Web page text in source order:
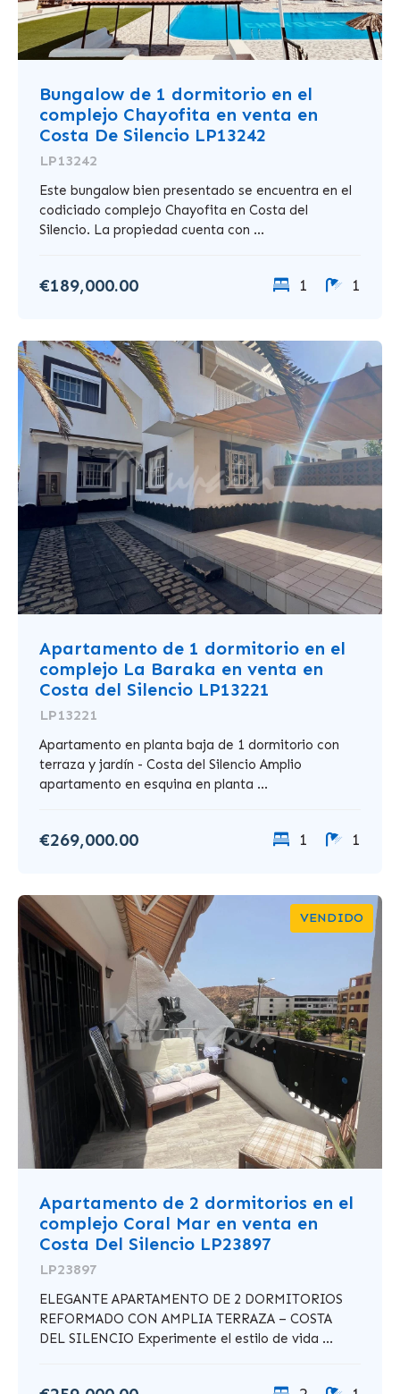
Bungalow de 1 dormitorio en el
complejo Chayofita en venta en
Costa De Silencio LP13242
LP13242
Este bungalow bien presentado se encuentra en el
codiciado complejo Chayofita en Costa del
Silencio. La propiedad cuenta con ...
€189,000.00 1 1
Apartamento de 1 dormitorio en el
complejo La Baraka en venta en
Costa del Silencio LP13221
LP13221
Apartamento en planta baja de 1 dormitorio con
terraza y jardín - Costa del Silencio Amplio
apartamento en esquina en planta ...
€269,000.00 1 1
VENDIDO
Apartamento de 2 dormitorios en el
complejo Coral Mar en venta en
Costa Del Silencio LP23897
LP23897
ELEGANTE APARTAMENTO DE 2 DORMITORIOS
REFORMADO CON AMPLIA TERRAZA – COSTA
DEL SILENCIO Experimente el estilo de vida ...